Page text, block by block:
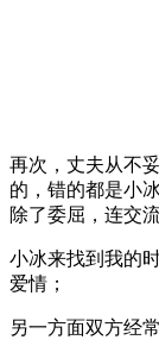
再次，丈夫从不
的，错的都是小
除了委屈，连交
小冰来找到我的
爱情；
另一方面双方经